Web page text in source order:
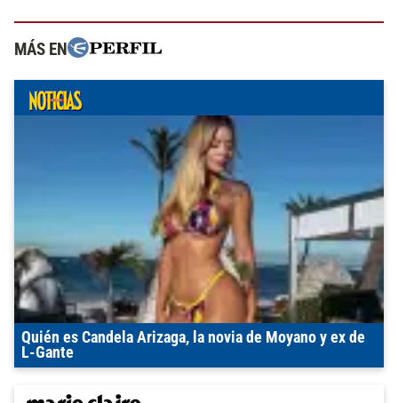
MÁS EN
Quién es Candela Arizaga, la novia de Moyano y ex de
L-Gante